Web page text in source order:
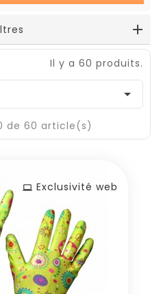
Il y a 60 produits.

de 60 article(s)
Exclusivité web